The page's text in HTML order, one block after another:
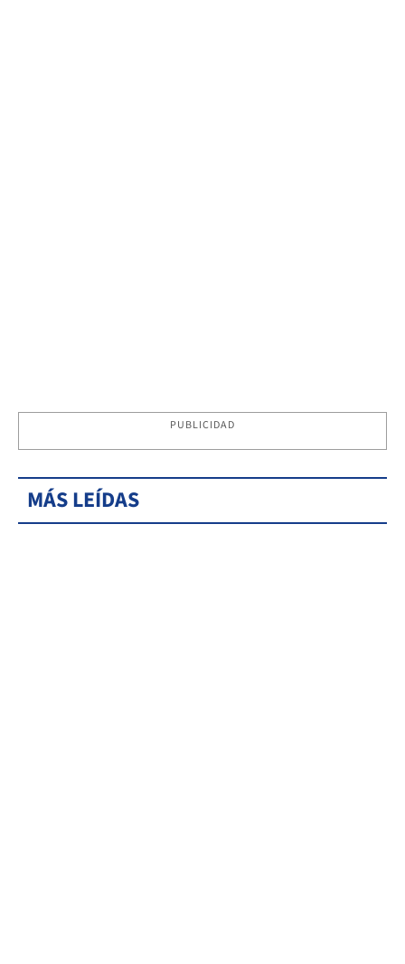
PUBLICIDAD
MÁS LEÍDAS